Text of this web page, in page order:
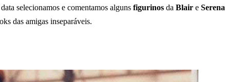
selecionamos e comentamos alguns figurinosda Blaire Serena
das amigas inseparáveis.